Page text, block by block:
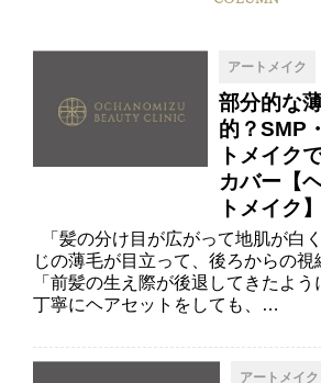
アートメイク
部分的な
的？SMP
トメイク
カバー【
トメイク】
「髪の分け目が広がって地肌が白
じの薄毛が目立って、後ろからの視
「前髪の生え際が後退してきたよ
丁寧にヘアセットをしても、…
アートメイク